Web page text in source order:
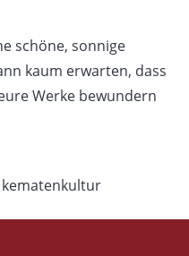
schöne, sonnige
kaum erwarten, dass
Werke bewundern